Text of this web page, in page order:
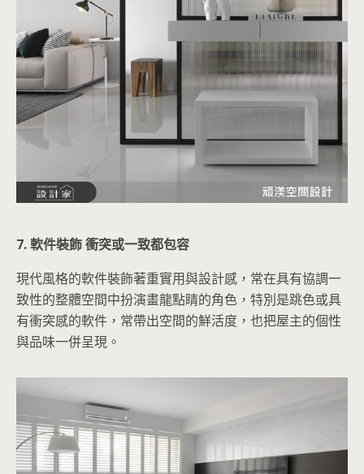
7. 軟件裝飾 衝突或一致都包容
現代風格的軟件裝飾著重實用與設計感，常在具有協調一
致性的整體空間中扮演畫龍點睛的角色，特別是跳色或具
有衝突感的軟件，常帶出空間的鮮活度，也把屋主的個性
與品味一併呈現。